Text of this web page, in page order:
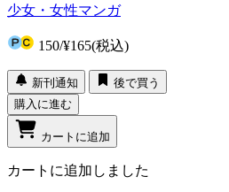
少女・女性マンガ
150/¥165(税込)
新刊通知
後で買う
購入に進む
カートに追加
カートに追加しました